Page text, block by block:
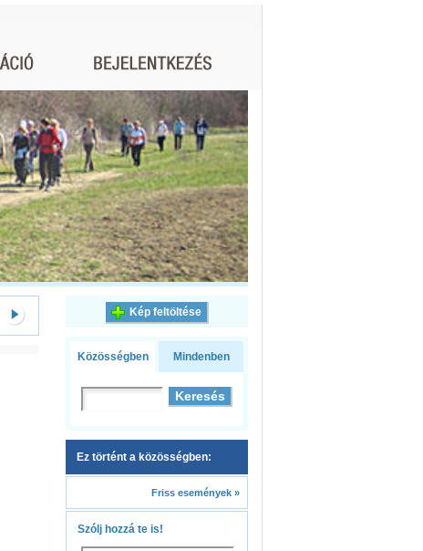
Kép feltöltése
Közösségben Mindenben
Ez történt a közösségben:
Friss események »
Szólj hozzá te is!